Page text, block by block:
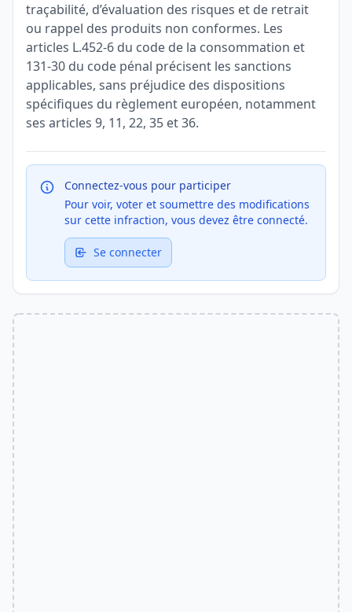
traçabilité, d’évaluation des risques et de retrait
ou rappel des produits non conformes. Les
articles L.452-6 du code de la consommation et
131-30 du code pénal précisent les sanctions
applicables, sans préjudice des dispositions
spécifiques du règlement européen, notamment
ses articles 9, 11, 22, 35 et 36.
Connectez-vous pour participer
Pour voir, voter et soumettre des modifications
sur cette infraction, vous devez être connecté.
Se connecter